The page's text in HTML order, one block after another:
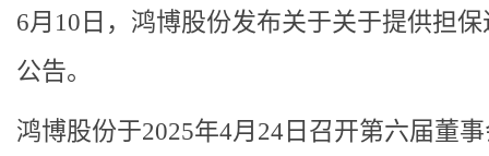
6月10日，鸿博股份发布关于关于提供担
公告。
鸿博股份于2025年4月24日召开第六届董